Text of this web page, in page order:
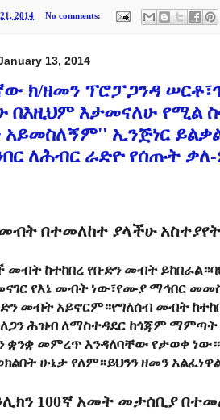
2014 No comments:
13, 2014
ክ/ዘመን ፕሮፓጋንዳ
በእዚህም እታመናለሁ የሚል
ኢንጅነር
ለሕብር ራድዮ የሰጡት
በተመለከተ ያላችሁ
መብት ከተከበረ የቡድን መብት
የእኔ መብት ነው፣የሙያ ማኅበር
መብት አይኖርም።የግለሰብ መብት
ሕዝብ ለማስተዳደር ከጎጃም ማምጣት
ቋንቋ መምረጥ እንዳለባቸው የታወቀ
ሁኔታ የለም።ይህንን ዘመን
100ኛ አመት መታሰቢያ